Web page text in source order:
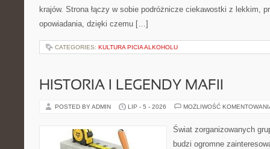
krajów. Strona łączy w sobie podróżnicze ciekawostki z lekkim,
opowiadania, dzięki czemu […]
CATEGORIES: KULTURA PICIA ALKOHOLU
HISTORIA I LEGENDY MAFII
POSTED BY ADMIN LIP - 5 - 2026 MOŻLIWOŚĆ
Świat zorganizowanych
budzi ogromne